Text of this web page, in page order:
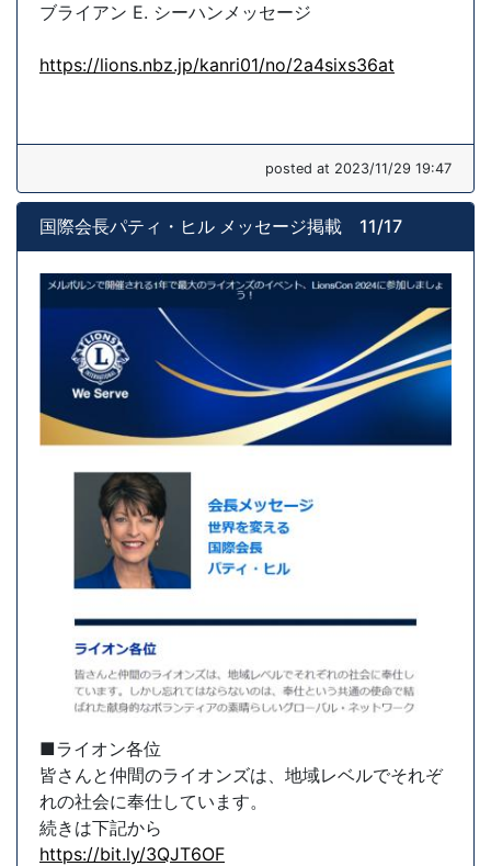
ブライアン E. シーハンメッセージ
https://lions.nbz.jp/kanri01/no/2a4sixs36at
posted at 2023/11/29 19:47
国際会長パティ・ヒル メッセージ掲載 11/17
■ライオン各位
皆さんと仲間のライオンズは、地域レベルでそれぞ
れの社会に奉仕しています。
続きは下記から
https://bit.ly/3QJT6OF